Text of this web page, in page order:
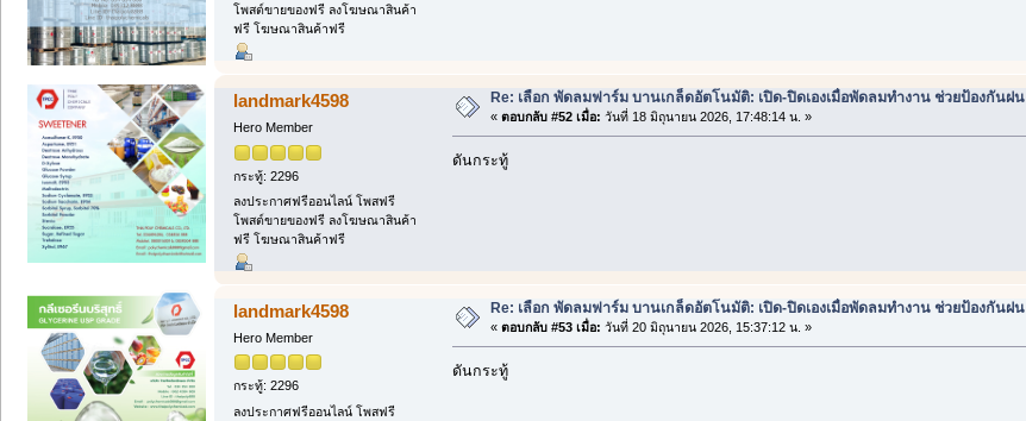
โพสต์ขายของฟรี ลงโฆษณาสินค้า
ฟรี โฆษณาสินค้าฟรี
landmark4598
Hero Member
กระทู้: 2296
ลงประกาศฟรีออนไลน์ โพสฟรี
โพสต์ขายของฟรี ลงโฆษณาสินค้า
ฟรี โฆษณาสินค้าฟรี
Re: เลือก พัดลมฟาร์ม บานเกล็ดอัตโนมัติ: เปิด-ปิดเองเมื่อพัดลมทำงาน ช่วยป้องกันฝน
« ตอบกลับ #52 เมื่อ: วันที่ 18 มิถุนายน 2026, 17:48:14 น. »
ดันกระทู้
landmark4598
Hero Member
กระทู้: 2296
ลงประกาศฟรีออนไลน์ โพสฟรี
Re: เลือก พัดลมฟาร์ม บานเกล็ดอัตโนมัติ: เปิด-ปิดเองเมื่อพัดลมทำงาน ช่วยป้องกันฝน
« ตอบกลับ #53 เมื่อ: วันที่ 20 มิถุนายน 2026, 15:37:12 น. »
ดันกระทู้